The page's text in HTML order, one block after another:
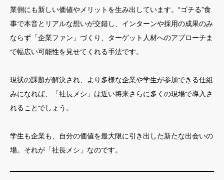
業側にも新しい価値やメリットを生み出しています。“ゴチる”食
事で本音とリアルな想いが交錯し、インターンや採用の成果のみ
ならず「企業ファン」づくり、ターゲット人材へのアプローチま
で幅広い可能性を見せてくれる手法です。
現状の課題が解決され、より多様な企業や学生が参加できる仕組
みになれば、「社長メシ」は近い将来さらに多くの現場で導入さ
れることでしょう。
学生も企業も、自分の価値を最大限に引き出した新たな出会いの
場。それが「社長メシ」なのです。